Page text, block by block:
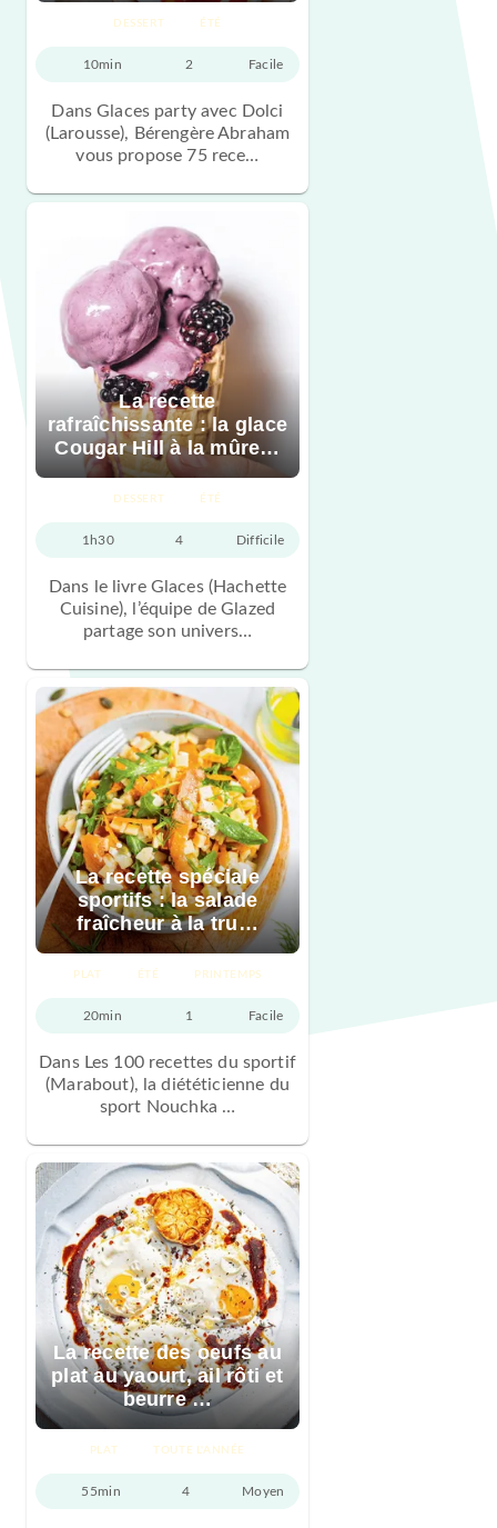
DESSERT ÉTÉ
10min 2 Facile
Dans Glaces party avec Dolci
(Larousse), Bérengère Abraham
vous propose 75 rece…
La recette
rafraîchissante : la glace
Cougar Hill à la mûre…
DESSERT ÉTÉ
1h30 4 Difficile
Dans le livre Glaces (Hachette
Cuisine), l’équipe de Glazed
partage son univers…
La recette spéciale
sportifs : la salade
fraîcheur à la tru…
PLAT ÉTÉ PRINTEMPS
20min 1 Facile
Dans Les 100 recettes du sportif
(Marabout), la diététicienne du
sport Nouchka …
La recette des oeufs au
plat au yaourt, ail rôti et
beurre …
PLAT TOUTE L'ANNÉE
55min 4 Moyen